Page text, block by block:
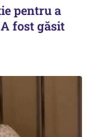
pentru a
fost găsit